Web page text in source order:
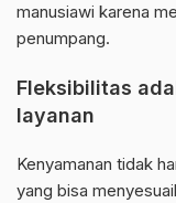
manusiawi karena
penumpang.
Fleksibilitas
layanan
Kenyamanan tidak
yang bisa